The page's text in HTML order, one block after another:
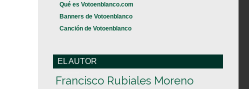
Qué es Votoenblanco.com
Banners de Votoenblanco
Canción de Votoenblanco
EL AUTOR
Francisco Rubiales Moreno